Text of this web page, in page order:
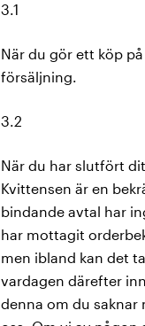
3.1
När du gör ett köp
försäljning.
3.2
När du har slutfört
Kvittensen är en
bindande avtal har
har mottagit
men ibland kan det
vardagen därefter
denna om du